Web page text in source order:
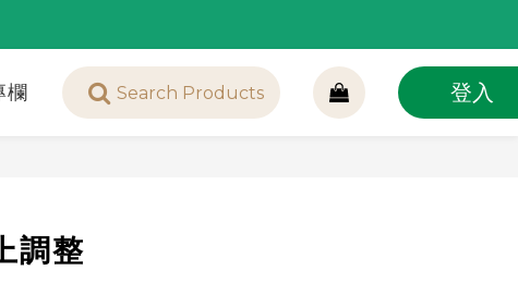
欄 登入
調整